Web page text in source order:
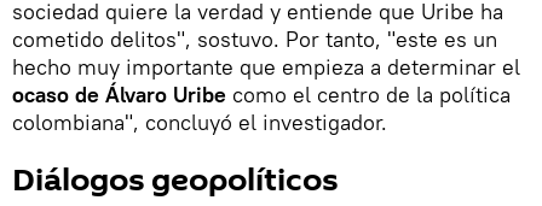
sociedad quiere la verdad y entiende que Uribe ha
cometido delitos", sostuvo. Por tanto, "este es un
hecho muy importante que empieza a determinar el
ocaso de Álvaro Uribe como el centro de la política
colombiana", concluyó el investigador.
Diálogos geopolíticos